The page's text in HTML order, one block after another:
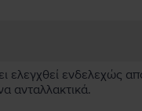
ελεγχθεί ενδελεχώς
ανταλλακτικά.